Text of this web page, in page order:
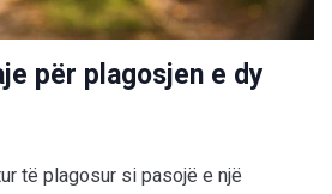
për plagosjen e dy
të plagosur si pasojë e një